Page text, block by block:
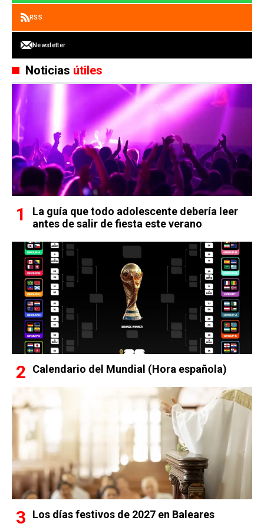
RSS
Newsletter
Noticias útiles
La guía que todo adolescente debería leer
antes de salir de fiesta este verano
Calendario del Mundial (Hora española)
Los días festivos de 2027 en Baleares